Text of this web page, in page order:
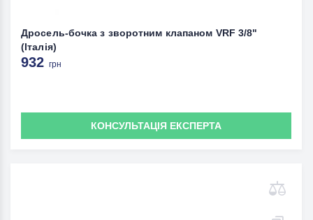
Дросель-бочка з зворотним клапаном VRF 3/8"
(Італія)
932 грн
КОНСУЛЬТАЦІЯ ЕКСПЕРТА